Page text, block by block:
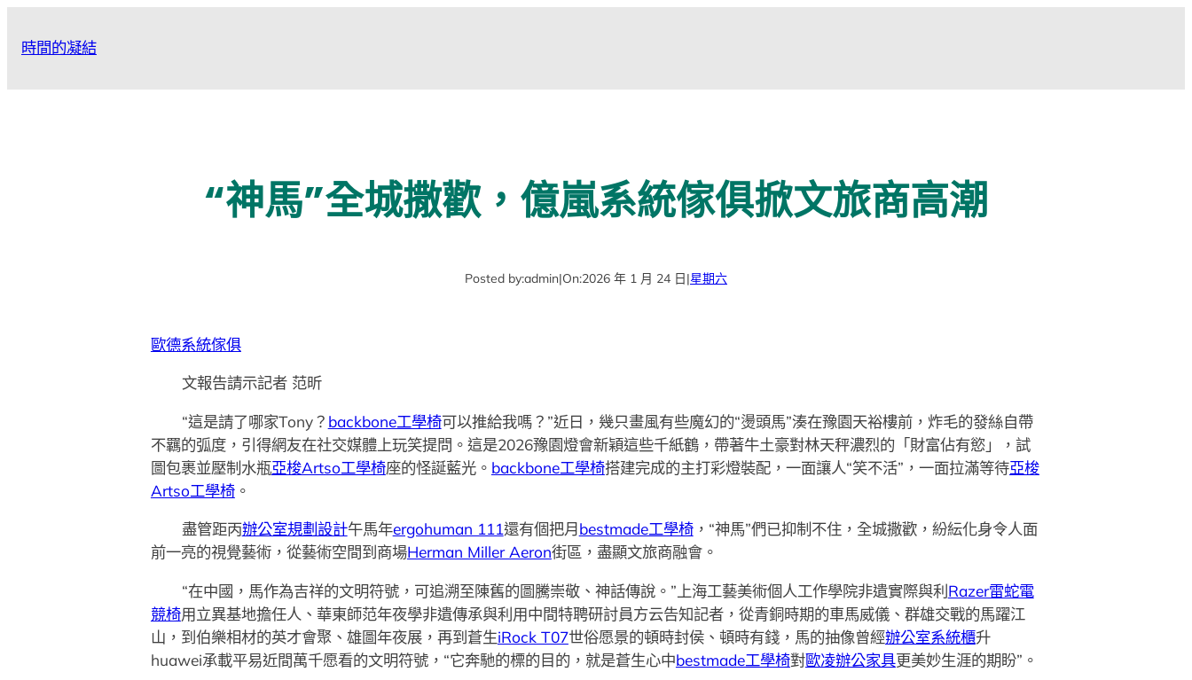
時間的凝結
“神馬”全城撒歡，億嵐系統傢俱掀文旅商高潮
Posted by:admin|On:2026 年 1 月 24 日|星期六
歐德系統傢俱
文報告請示記者 范昕
“這是請了哪家Tony？ backbone工學椅可以推給我嗎？”近日，幾只畫風有些魔幻的“燙頭馬”湊在豫園天裕樓前，炸毛的發絲自帶
不羈的弧度，引得網友在社交媒體上玩笑提問。這是2026豫園燈會新穎這些千紙鶴，帶著牛土豪對林天秤濃烈的「財富佔有慾」，試
圖包裹並壓制水瓶亞梭Artso工學椅座的怪誕藍光。 backbone工學椅搭建完成的主打彩燈裝配，一面讓人“笑不活”，一面拉滿等待亞梭
Artso工學椅。
盡管距丙辦公室規劃設計午馬年ergohuman 111還有個把月 bestmade工學椅，“神馬”們已抑制不住，全城撒歡，紛紜化身令人面
前一亮的視覺藝術，從藝術空間到商場Herman Miller Aeron街區，盡顯文旅商融會。
“在中國，馬作為吉祥的文明符號，可追溯至陳舊的圖騰崇敬、神話傳說。”上海工藝美術個人工作學院非遺實際與利Razer雷蛇電
競椅用立異基地擔任人、華東師范年夜學非遺傳承與利用中間特聘研討員方云告知記者，從青銅時期的車馬威儀、群雄交戰的馬躍江
山，到伯樂相材的英才會聚、雄圖年夜展，再到蒼生iRock T07世俗愿景的頓時封侯、頓時有錢，馬的抽像曾經辦公室系統櫃升
huawei承載平易近間萬千愿看的文明符號，“它奔馳的標的目的，就是蒼生心中bestmade工學椅對歐凌辦公家具更美妙生涯的期盼”。